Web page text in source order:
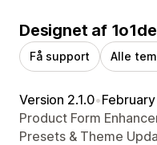
Designet af
Få support Alle
Version 2.1.0•
Product Form
Presets & Theme